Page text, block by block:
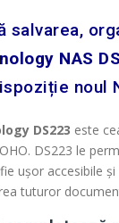
salvarea,
NAS
noul
DS223 este
DS223 le
ușor accesibile
tuturor